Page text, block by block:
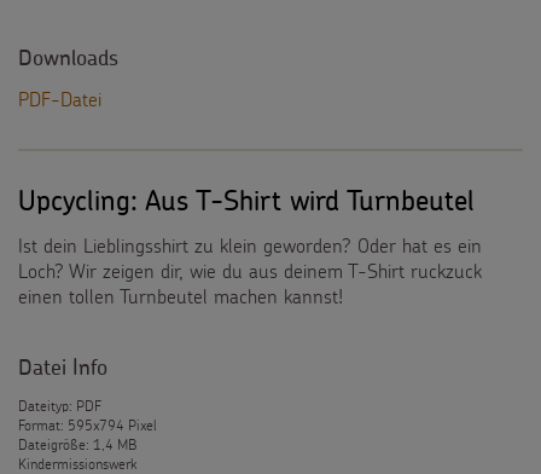
Downloads
PDF-Datei
Upcycling: Aus T-Shirt wird Turnbeutel
Ist dein Lieblingsshirt zu klein geworden? Oder hat es ein
Loch? Wir zeigen dir, wie du aus deinem T-Shirt ruckzuck
einen tollen Turnbeutel machen kannst!
Datei Info
Dateityp: PDF
Format: 595x794 Pixel
Dateigröße: 1,4 MB
Kindermissionswerk